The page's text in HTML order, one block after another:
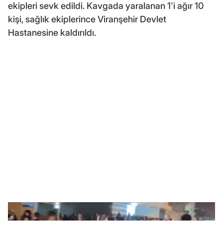
ekipleri sevk edildi. Kavgada yaralanan 1'i ağır 10
kişi, sağlık ekiplerince Viranşehir Devlet
Hastanesine kaldırıldı.